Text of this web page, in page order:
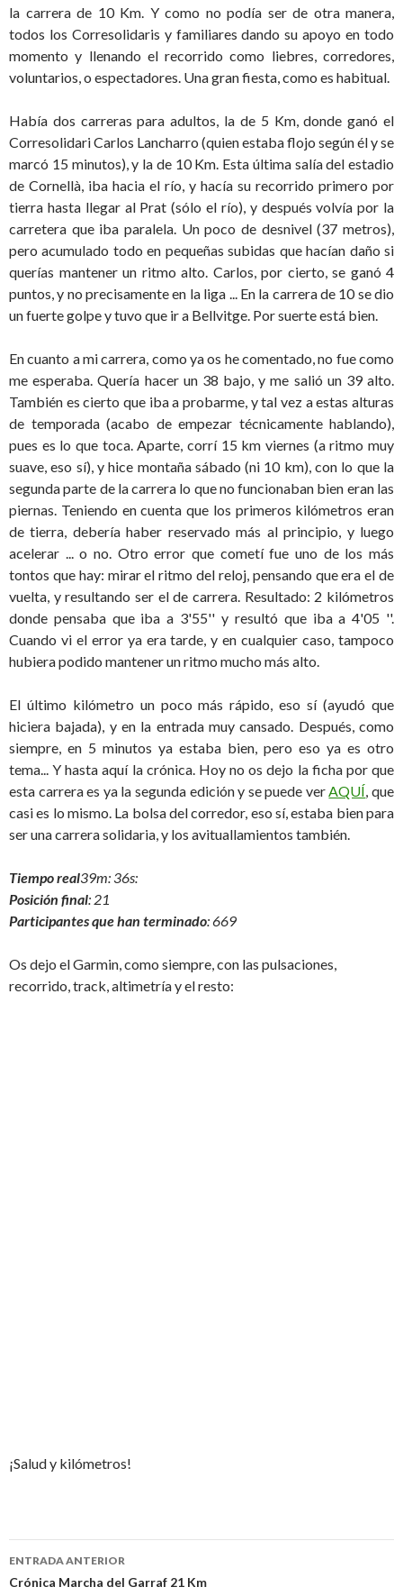
la carrera de 10 Km. Y como no podía ser de otra manera,
todos los Corresolidaris y familiares dando su apoyo en todo
momento y llenando el recorrido como liebres, corredores,
voluntarios, o espectadores. Una gran fiesta, como es habitual.
Había dos carreras para adultos, la de 5 Km, donde ganó el
Corresolidari Carlos Lancharro (quien estaba flojo según él y se
marcó 15 minutos), y la de 10 Km. Esta última salía del estadio
de Cornellà, iba hacia el río, y hacía su recorrido primero por
tierra hasta llegar al Prat (sólo el río), y después volvía por la
carretera que iba paralela. Un poco de desnivel (37 metros),
pero acumulado todo en pequeñas subidas que hacían daño si
querías mantener un ritmo alto. Carlos, por cierto, se ganó 4
puntos, y no precisamente en la liga ... En la carrera de 10 se dio
un fuerte golpe y tuvo que ir a Bellvitge. Por suerte está bien.
En cuanto a mi carrera, como ya os he comentado, no fue como
me esperaba. Quería hacer un 38 bajo, y me salió un 39 alto.
También es cierto que iba a probarme, y tal vez a estas alturas
de temporada (acabo de empezar técnicamente hablando),
pues es lo que toca. Aparte, corrí 15 km viernes (a ritmo muy
suave, eso sí), y hice montaña sábado (ni 10 km), con lo que la
segunda parte de la carrera lo que no funcionaban bien eran las
piernas. Teniendo en cuenta que los primeros kilómetros eran
de tierra, debería haber reservado más al principio, y luego
acelerar ... o no. Otro error que cometí fue uno de los más
tontos que hay: mirar el ritmo del reloj, pensando que era el de
vuelta, y resultando ser el de carrera. Resultado: 2 kilómetros
donde pensaba que iba a 3'55'' y resultó que iba a 4'05 ''.
Cuando vi el error ya era tarde, y en cualquier caso, tampoco
hubiera podido mantener un ritmo mucho más alto.
El último kilómetro un poco más rápido, eso sí (ayudó que
hiciera bajada), y en la entrada muy cansado. Después, como
siempre, en 5 minutos ya estaba bien, pero eso ya es otro
tema... Y hasta aquí la crónica. Hoy no os dejo la ficha por que
esta carrera es ya la segunda edición y se puede verAQUÍ, que
casi es lo mismo. La bolsa del corredor, eso sí, estaba bien para
ser una carrera solidaria, y los avituallamientos también.
Tiempo real39m: 36s:
Posición final: 21
Participantes que han terminado: 669
Os dejo el Garmin, como siempre, con las pulsaciones,
recorrido, track, altimetría y el resto:
¡Salud y kilómetros!
Navegación
de
ENTRADA ANTERIOR
Crónica Marcha del Garraf 21 Km